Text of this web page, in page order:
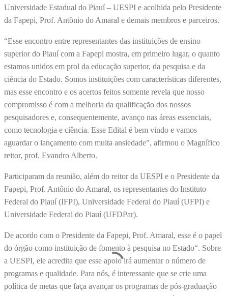
Universidade Estadual do Piauí – UESPI e acolhida pelo Presidente
da Fapepi, Prof. Antônio do Amaral e demais membros e parceiros.
“Esse encontro entre representantes das instituições de ensino
superior do Piauí com a Fapepi mostra, em primeiro lugar, o quanto
estamos unidos em prol da educação superior, da pesquisa e da
ciência do Estado. Somos instituições com características diferentes,
mas esse encontro e os acertos feitos somente revela que nosso
compromisso é com a melhoria da qualificação dos nossos
pesquisadores e, consequentemente, avanço nas áreas essenciais,
como tecnologia e ciência. Esse Edital é bem vindo e vamos
aguardar o lançamento com muita ansiedade”, afirmou o Magnífico
reitor, prof. Evandro Alberto.
Participaram da reunião, além do reitor da UESPI e o Presidente da
Fapepi, Prof. Antônio do Amaral, os representantes do Instituto
Federal do Piauí (IFPI), Universidade Federal do Piauí (UFPI) e
Universidade Federal do Piauí (UFDPar).
De acordo com o Presidente da Fapepi, Prof. Amaral, esse é o papel
do órgão como instituição de fomento à pesquisa no Estado“. Sobre
a UESPI, ele acredita que esse apoio irá aumentar o número de
programas e qualidade. Para nós, é interessante que se crie uma
política de metas que faça avançar os programas de pós-graduação